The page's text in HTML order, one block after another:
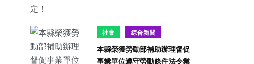
社會 綜合新聞
本縣榮獲勞動部補助辦理督促
事業單位遵守勞動條件法令業